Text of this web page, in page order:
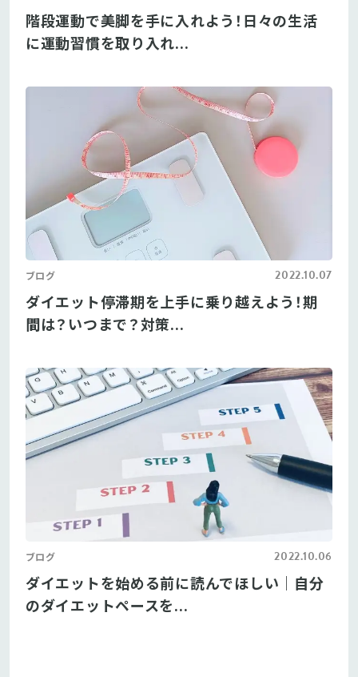
階段運動で美脚を手に入れよう！日々の生活
に運動習慣を取り入れ...
ブログ 2022.10.07
ダイエット停滞期を上手に乗り越えよう！期
間は？いつまで？対策...
ブログ 2022.10.06
ダイエットを始める前に読んでほしい｜自分
のダイエットペースを...